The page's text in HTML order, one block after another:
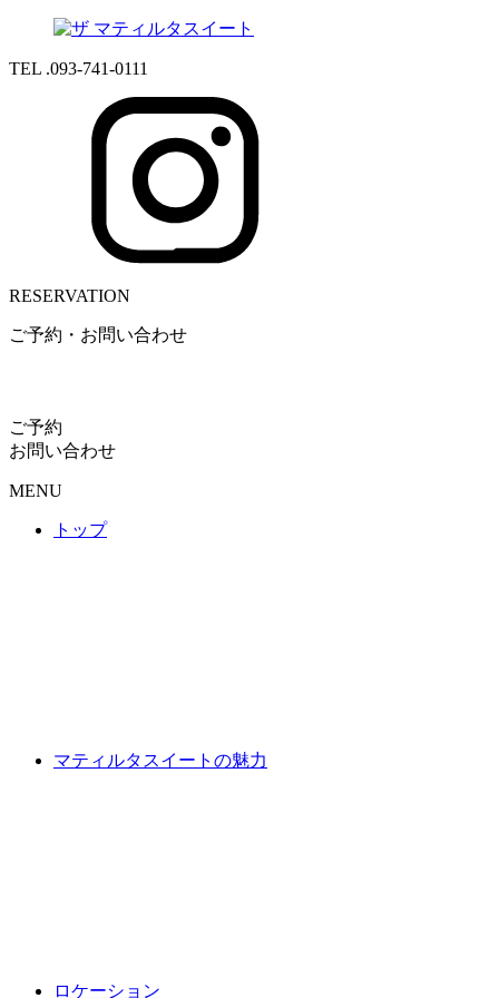
TEL .093-741-0111
RESERVATION
ご予約・お問い合わせ
ご予約
お問い合わせ
MENU
トップ
マティルタスイートの魅力
ロケーション